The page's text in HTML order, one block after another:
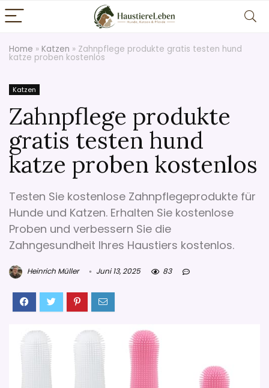
Home » Katzen » Zahnpflege produkte gratis testen hund
katze proben kostenlos
Katzen
Zahnpflege produkte
gratis testen hund
katze proben kostenlos
Testen Sie kostenlose Zahnpflegeprodukte für
Hunde und Katzen. Erhalten Sie kostenlose
Proben und verbessern Sie die
Zahngesundheit Ihres Haustiers kostenlos.
Heinrich Müller Juni 13, 2025 83